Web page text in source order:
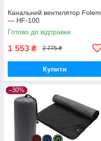
Канальний вентилятор Folem
— HF-100
Готово до відправки
1 553 ₴ 2 775 ₴
Купити
–30%